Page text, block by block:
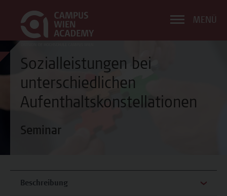
MENÜ
Sozialleistungen bei
unterschiedlichen
Aufenthaltskonstellationen
Seminar
Beschreibung